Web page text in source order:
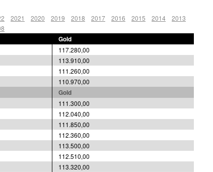
2021 2020 2019 2018 2017 2016 2015 2014
2013
Gold
117.280,00
113.910,00
111.260,00
110.970,00
Gold
111.300,00
112.040,00
111.850,00
112.360,00
113.500,00
112.510,00
113.320,00